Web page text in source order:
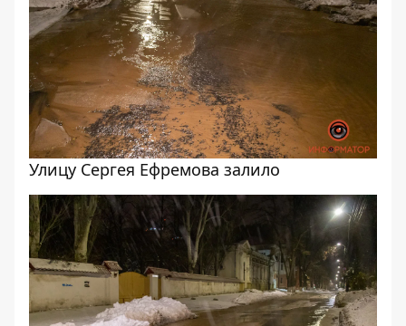
Улицу Сергея Ефремова залило